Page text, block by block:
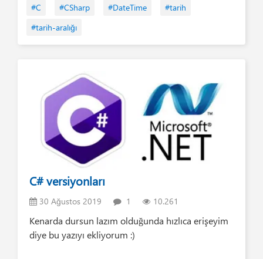
#C #CSharp #DateTime
#tarih
#tarih-aralığı
C# versiyonları
30 Ağustos 2019 1 10.261
Kenarda dursun lazım olduğunda hızlıca erişeyim
diye bu yazıyı ekliyorum :)